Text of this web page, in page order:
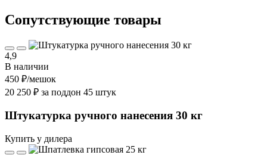
Cопутствующие товары
4,9
В наличии
450 ₽/мешок
20 250 ₽ за поддон 45 штук
Штукатурка ручного нанесения 30 кг
Купить у дилера